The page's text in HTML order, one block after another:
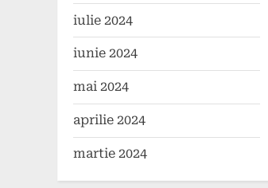
iulie 2024
iunie 2024
mai 2024
aprilie 2024
martie 2024